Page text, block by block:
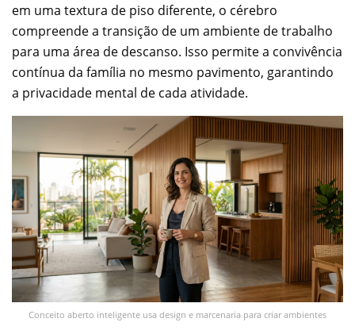
em uma textura de piso diferente, o cérebro
compreende a transição de um ambiente de trabalho
para uma área de descanso. Isso permite a convivência
contínua da família no mesmo pavimento, garantindo
a privacidade mental de cada atividade.
Conceito aberto inteligente usa design e marcenaria para criar ambientes